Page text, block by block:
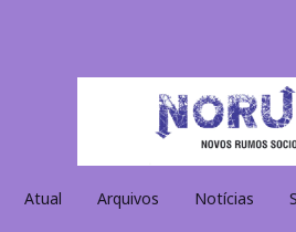
Atual Arquivos Notícias